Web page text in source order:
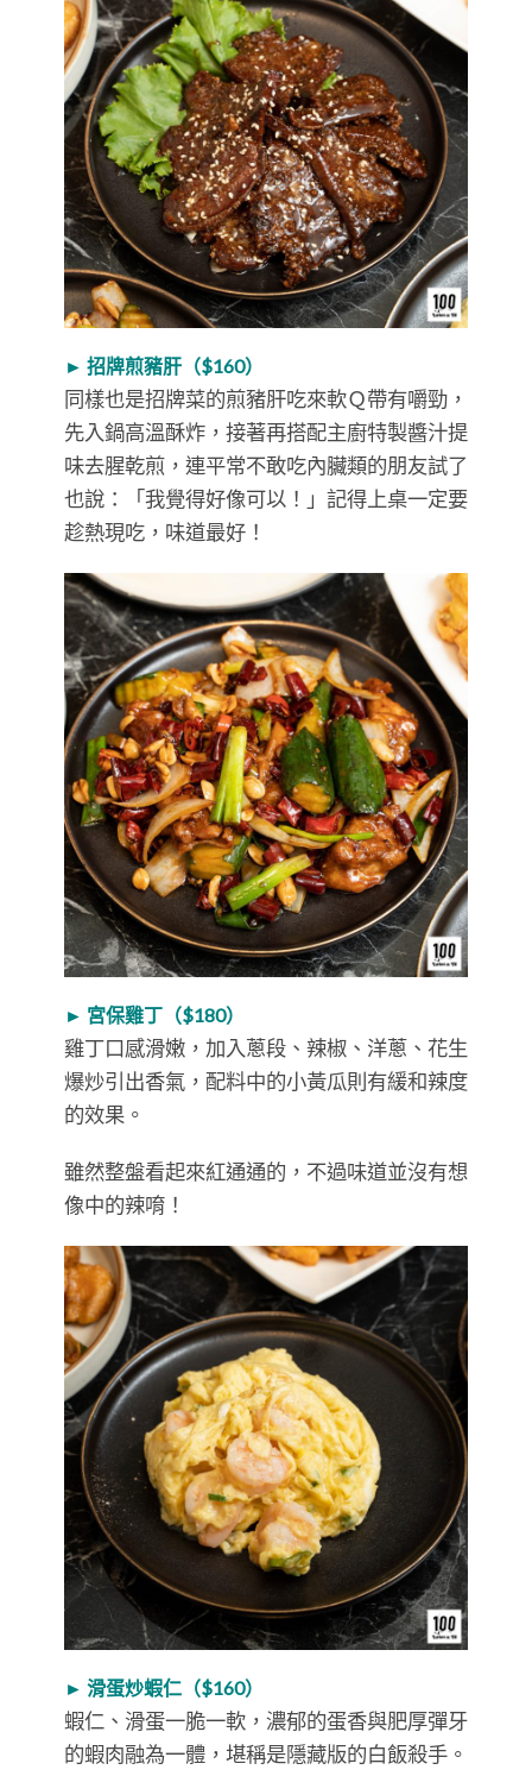
► 招牌煎豬肝（$160）
同樣也是招牌菜的煎豬肝吃來軟Ｑ帶有嚼勁，
先入鍋高溫酥炸，接著再搭配主廚特製醬汁提
味去腥乾煎，連平常不敢吃內臟類的朋友試了
也說：「我覺得好像可以！」記得上桌一定要
趁熱現吃，味道最好！
► 宮保雞丁（$180）
雞丁口感滑嫩，加入蔥段、辣椒、洋蔥、花生
爆炒引出香氣，配料中的小黃瓜則有緩和辣度
的效果。
雖然整盤看起來紅通通的，不過味道並沒有想
像中的辣唷！
► 滑蛋炒蝦仁（$160）
蝦仁、滑蛋一脆一軟，濃郁的蛋香與肥厚彈牙
的蝦肉融為一體，堪稱是隱藏版的白飯殺手。